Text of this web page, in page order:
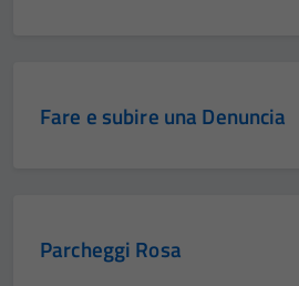
Fare e subire una Denuncia
Parcheggi Rosa